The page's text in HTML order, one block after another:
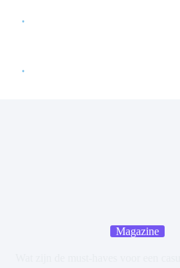
Magazine